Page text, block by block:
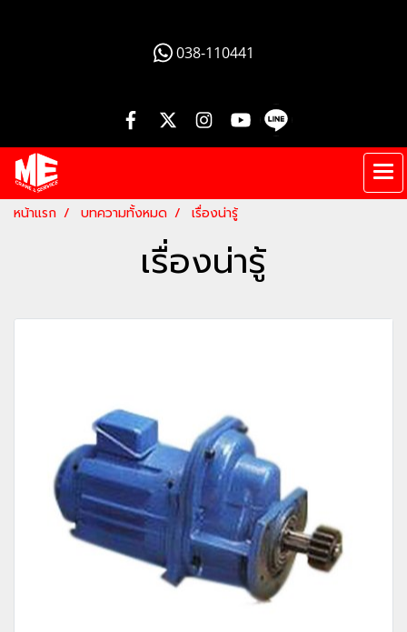
038-110441
หน้าแรก บทความทั้งหมด เรื่องน่ารู้
เรื่องน่ารู้